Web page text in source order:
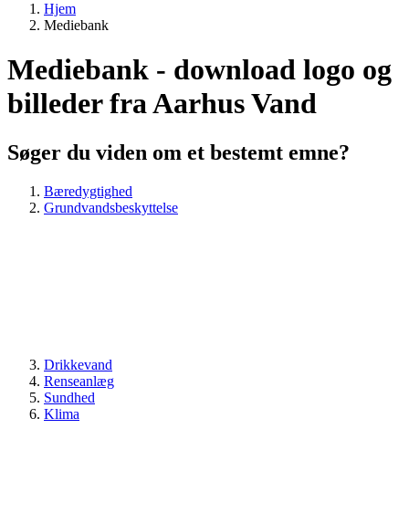
Hjem
Mediebank
Mediebank - download logo og
billeder fra Aarhus Vand
Søger du viden om et bestemt emne?
Bæredygtighed
Grundvandsbeskyttelse
Drikkevand
Renseanlæg
Sundhed
Klima